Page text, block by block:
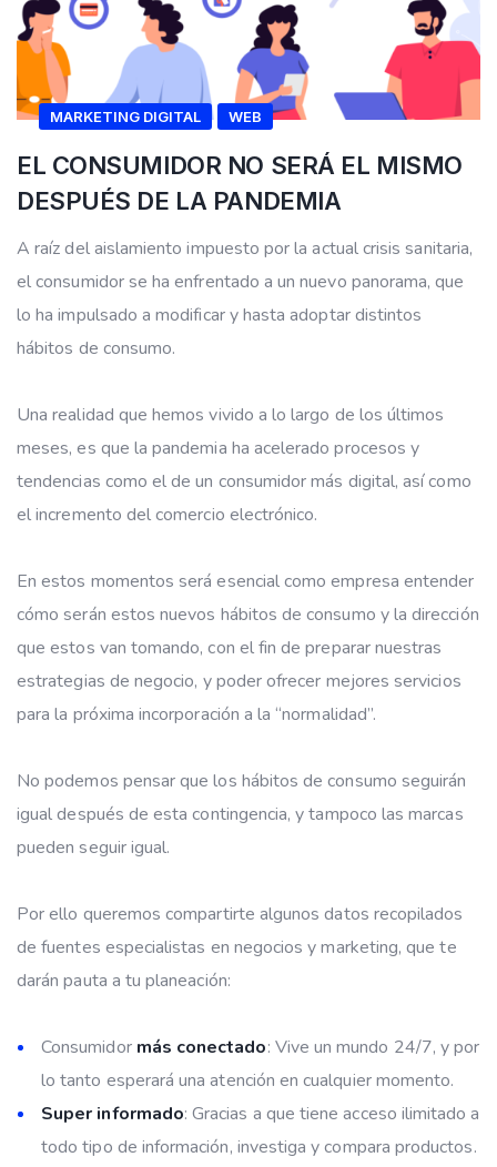
MARKETING DIGITAL WEB
EL CONSUMIDOR NO SERÁ EL MISMO
DESPUÉS DE LA PANDEMIA
A raíz del aislamiento impuesto por la actual crisis sanitaria,
el consumidor se ha enfrentado a un nuevo panorama, que
lo ha impulsado a modificar y hasta adoptar distintos
hábitos de consumo.
Una realidad que hemos vivido a lo largo de los últimos
meses, es que la pandemia ha acelerado procesos y
tendencias como el de un consumidor más digital, así como
el incremento del comercio electrónico.
En estos momentos será esencial como empresa entender
cómo serán estos nuevos hábitos de consumo y la dirección
que estos van tomando, con el fin de preparar nuestras
estrategias de negocio, y poder ofrecer mejores servicios
para la próxima incorporación a la “normalidad”.
No podemos pensar que los hábitos de consumo seguirán
igual después de esta contingencia, y tampoco las marcas
pueden seguir igual.
Por ello queremos compartirte algunos datos recopilados
de fuentes especialistas en negocios y marketing, que te
darán pauta a tu planeación:
Consumidor más conectado: Vive un mundo 24/7, y por
lo tanto esperará una atención en cualquier momento.
Super informado: Gracias a que tiene acceso ilimitado a
todo tipo de información, investiga y compara productos.